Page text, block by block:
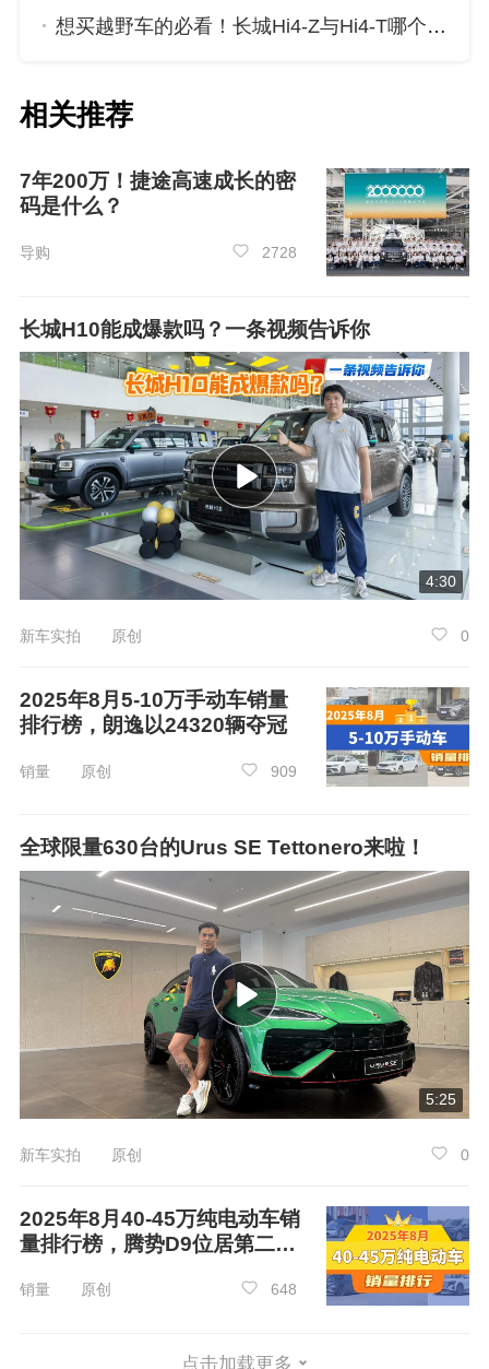
9-5.39万之间，销量方面，熊猫mini，在2024年1
计销量达到148666辆。
及方面表现突出，特别是外观拿到了4.83分的高
分，舒适性和操控可能略有欠缺，大家可以结合
自己选车的侧重点评估购买。小编认为在空间仍
有提高空间，尤其希望舒适性及操控能改进，对
外观及则比较满意。
3.凌宝汽车-凌宝uni
级别：微型车
凌宝uni目前拥有4款在售车型，厂商指导价
区间为2.98-4.18万元，其中售价2.98万元的，20
23款 凌宝uni 香甜版，关注度最高。
销量方面，凌宝uni，在2024年11月份的销
量为273辆，近一年凌宝uni的，累计销量达到36
想买越野车的必看！长城Hi4-Z与Hi4-T哪个更适合你？
相关推荐
7年200万！捷途高速成长的密
码是什么？
导购 2728
长城H10能成爆款吗？一条视频告诉你
4:30
新车实拍 原创 0
2025年8月5-10万手动车销量
排行榜，朗逸以24320辆夺冠
销量 原创 909
全球限量630台的Urus SE Tettonero来啦！
5:25
新车实拍 原创 0
2025年8月40-45万纯电动车销
量排行榜，腾势D9位居第二，
销量 原创 648
点击加载更多